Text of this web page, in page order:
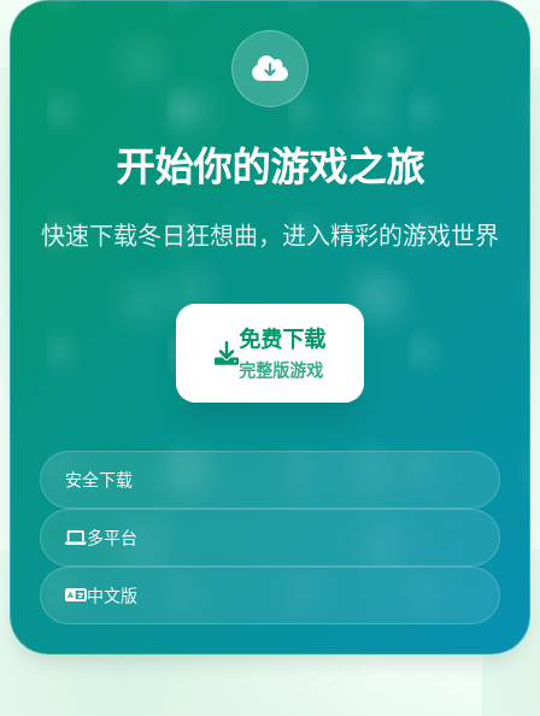
开始你的游戏之旅
快速下载冬日狂想曲，进入精彩的游戏世界
免费下载
完整版游戏
安全下载
多平台
中文版